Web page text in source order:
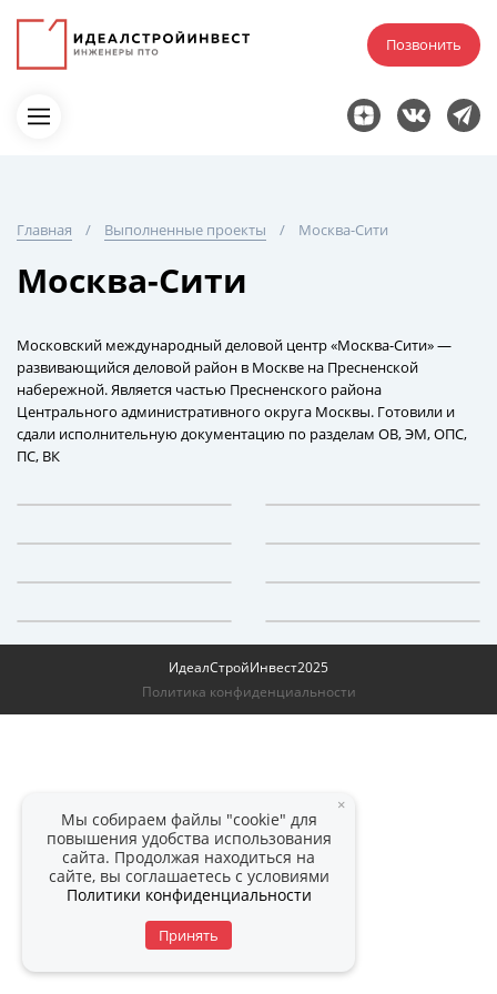
Позвонить
Главная Выполненные проекты Москва-Сити
Москва-Сити
Московский международный деловой центр «Москва-Сити» —
развивающийся деловой район в Москве на Пресненской
набережной. Является частью Пресненского района
Центрального административного округа Москвы. Готовили и
сдали исполнительную документацию по разделам ОВ, ЭМ, ОПС,
ПС, ВК
ИдеалСтройИнвест2025
Политика конфиденциальности
×
Мы собираем файлы "cookie" для
повышения удобства использования
сайта. Продолжая находиться на
сайте, вы соглашаетесь с условиями
Политики конфиденциальности
Принять